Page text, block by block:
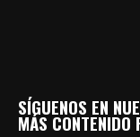
SÍGUENOS EN
MÁS CONTENIDO